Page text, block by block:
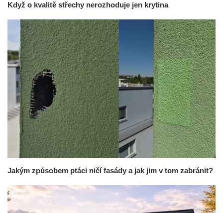
Když o kvalitě střechy nerozhoduje jen krytina
Jakým způsobem ptáci ničí fasády a jak jim v tom zabránit?